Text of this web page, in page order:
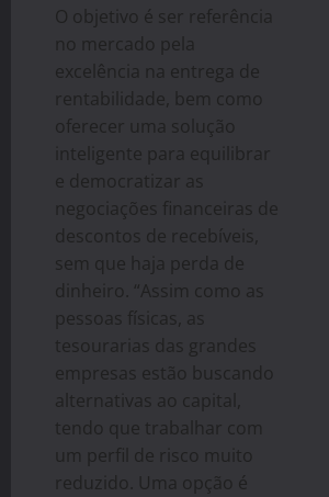
O objetivo é ser referência
no mercado pela
excelência na entrega de
rentabilidade, bem como
oferecer uma solução
inteligente para equilibrar
e democratizar as
negociações financeiras de
descontos de recebíveis,
sem que haja perda de
dinheiro. “Assim como as
pessoas físicas, as
tesourarias das grandes
empresas estão buscando
alternativas ao capital,
tendo que trabalhar com
um perfil de risco muito
reduzido. Uma opção é